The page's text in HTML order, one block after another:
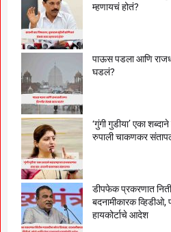
म्हणायचं होतं?
पाऊस पडला आणि
घडलं?
‘गुंगी गुडीया’ एका
रुपाली चाकणकर
डीपफेक प्रकरणात
बदनामीकारक
हायकोर्टाचे आदेश